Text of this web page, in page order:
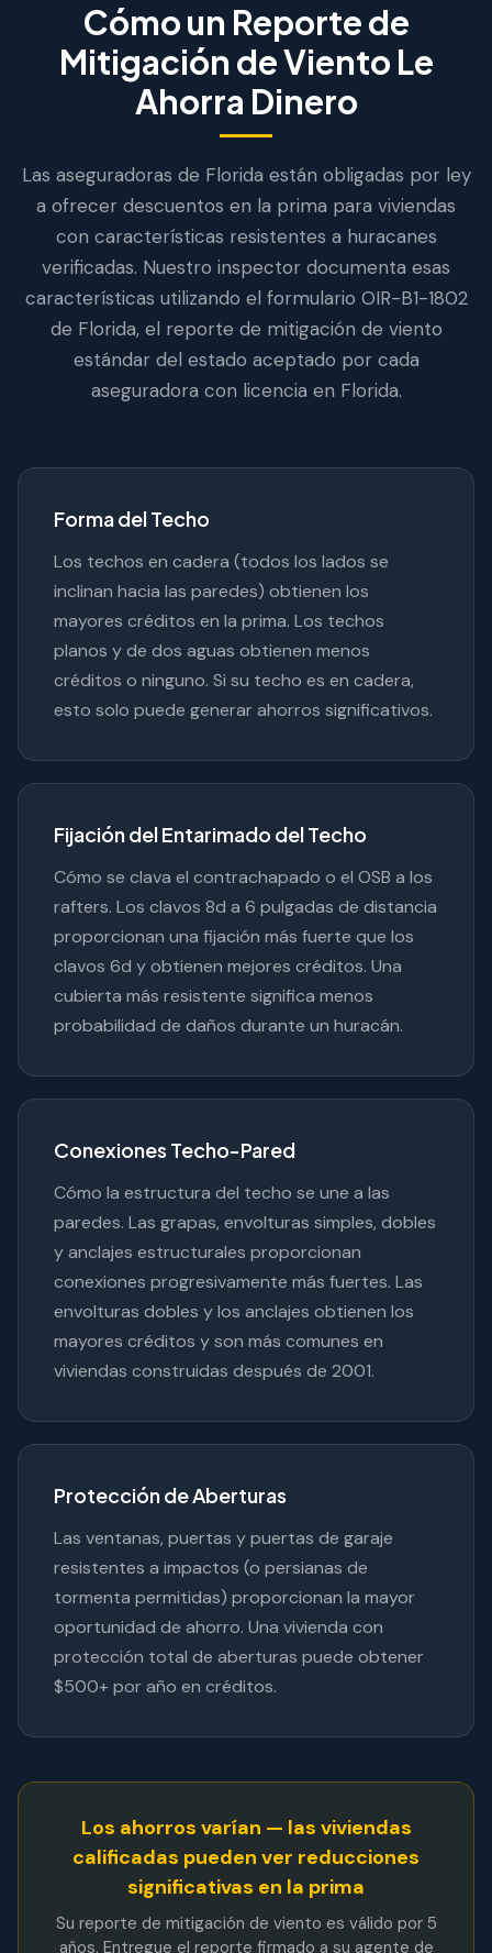
Cómo un Reporte de
Mitigación de Viento Le
Ahorra Dinero
Las aseguradoras de Florida están obligadas por ley
a ofrecer descuentos en la prima para viviendas
con características resistentes a huracanes
verificadas. Nuestro inspector documenta esas
características utilizando el formulario OIR-B1-1802
de Florida, el reporte de mitigación de viento
estándar del estado aceptado por cada
aseguradora con licencia en Florida.
Forma del Techo
Los techos en cadera (todos los lados se
inclinan hacia las paredes) obtienen los
mayores créditos en la prima. Los techos
planos y de dos aguas obtienen menos
créditos o ninguno. Si su techo es en cadera,
esto solo puede generar ahorros significativos.
Fijación del Entarimado del Techo
Cómo se clava el contrachapado o el OSB a los
rafters. Los clavos 8d a 6 pulgadas de distancia
proporcionan una fijación más fuerte que los
clavos 6d y obtienen mejores créditos. Una
cubierta más resistente significa menos
probabilidad de daños durante un huracán.
Conexiones Techo-Pared
Cómo la estructura del techo se une a las
paredes. Las grapas, envolturas simples, dobles
y anclajes estructurales proporcionan
conexiones progresivamente más fuertes. Las
envolturas dobles y los anclajes obtienen los
mayores créditos y son más comunes en
viviendas construidas después de 2001.
Protección de Aberturas
Las ventanas, puertas y puertas de garaje
resistentes a impactos (o persianas de
tormenta permitidas) proporcionan la mayor
oportunidad de ahorro. Una vivienda con
protección total de aberturas puede obtener
$500+ por año en créditos.
Los ahorros varían — las viviendas
calificadas pueden ver reducciones
significativas en la prima
Su reporte de mitigación de viento es válido por 5
años. Entregue el reporte firmado a su agente de